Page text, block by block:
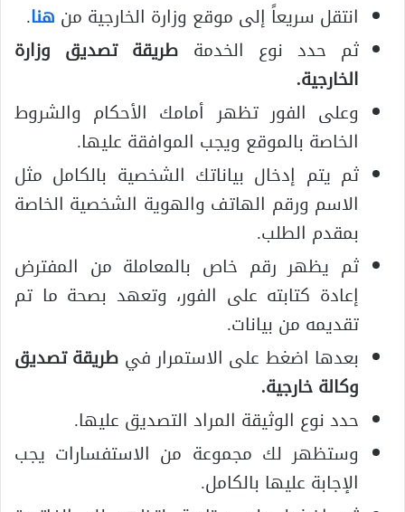
انتقل سريعاً إلى موقع وزارة الخارجية من هنا.
ثم حدد نوع الخدمة طريقة تصديق وزارة
الخارجية.
وعلى الفور تظهر أمامك الأحكام والشروط
الخاصة بالموقع ويجب الموافقة عليها.
ثم يتم إدخال بياناتك الشخصية بالكامل مثل
الاسم ورقم الهاتف والهوية الشخصية الخاصة
بمقدم الطلب.
ثم يظهر رقم خاص بالمعاملة من المفترض
إعادة كتابته على الفور، وتعهد بصحة ما تم
تقديمه من بيانات.
بعدها اضغط على الاستمرار في طريقة تصديق
وكالة خارجية.
حدد نوع الوثيقة المراد التصديق عليها.
وستظهر لك مجموعة من الاستفسارات يجب
الإجابة عليها بالكامل.